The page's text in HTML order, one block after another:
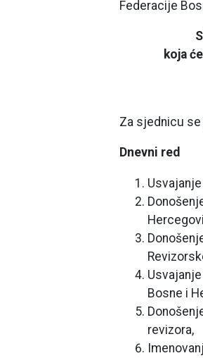
Federacije
koja
Za sjednicu
Dnevni red
Bosne i
revizora,